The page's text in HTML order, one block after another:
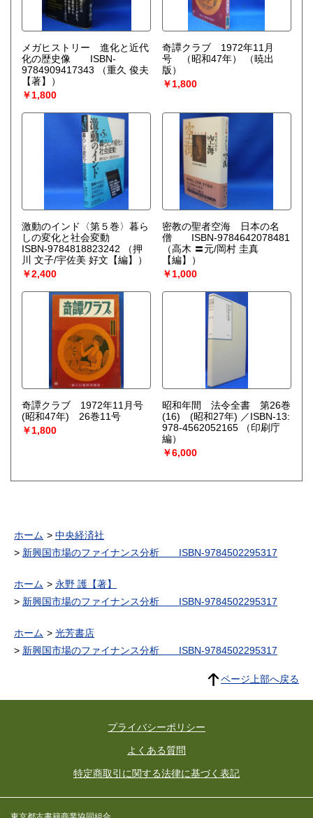
メガヒストリー 進化と近代
化の歴史像 ISBN-
9784909417343
（重久 俊夫
【著】）
￥1,800
奇譚クラブ 1972年11月
号 （昭和47年）
（暁出
版）
￥1,800
激動のインド〈第５巻〉暮ら
しの変化と社会変動
ISBN-9784818823242
（押
川 文子/宇佐美 好文【編】）
￥2,400
密教の聖者空海 日本の名
僧 ISBN-9784642078481
（高木 〓元/岡村 圭真
【編】）
￥1,000
奇譚クラブ 1972年11月号
(昭和47年) 26巻11号
￥1,800
昭和年間 法令全書 第26巻
(16) (昭和27年) ／ISBN-13:
978-4562052165
（印刷庁
編）
￥6,000
ホーム
中央経済社
新興国市場のファイナンス分析 ISBN-9784502295317
ホーム
永野 護【著】
新興国市場のファイナンス分析 ISBN-9784502295317
ホーム
光芳書店
新興国市場のファイナンス分析 ISBN-9784502295317
ページ上部へ戻る
プライバシーポリシー
よくある質問
特定商取引に関する法律に基づく表記